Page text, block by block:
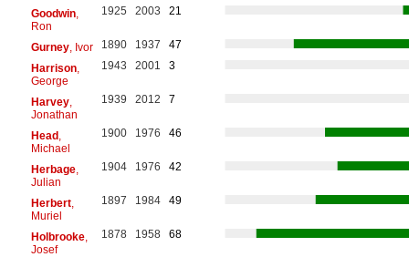
Goodwin,
Ron
1925 2003 21
Gurney, Ivor 1890 1937
47
Harrison,
George
1943 2001 3
Harvey,
Jonathan
1939 2012 7
Head,
Michael
1900 1976 46
Herbage,
Julian
1904 1976 42
Herbert,
Muriel
1897 1984 49
Holbrooke,
Josef
1878 1958 68